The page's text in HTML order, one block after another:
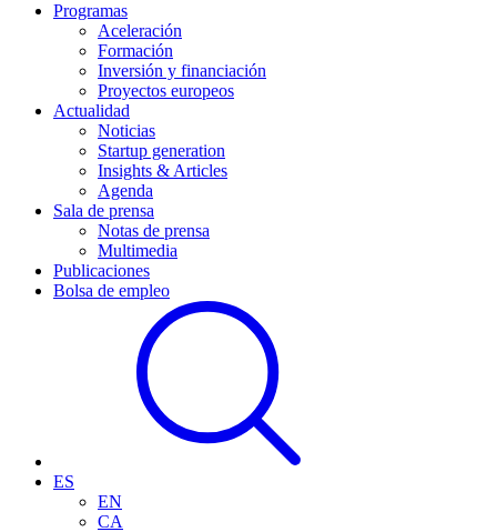
Programas
Aceleración
Formación
Inversión y financiación
Proyectos europeos
Actualidad
Noticias
Startup generation
Insights & Articles
Agenda
Sala de prensa
Notas de prensa
Multimedia
Publicaciones
Bolsa de empleo
ES
EN
CA